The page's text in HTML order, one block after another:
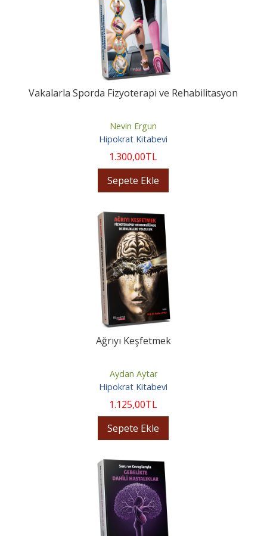
Vakalarla Sporda Fizyoterapi ve Rehabilitasyon
Nevin Ergun
Hipokrat Kitabevi
1.300,00TL
Sepete Ekle
Ağrıyı Keşfetmek
Aydan Aytar
Hipokrat Kitabevi
1.125,00TL
Sepete Ekle